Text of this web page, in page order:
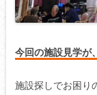
今回の施設見学が
施設探しでお困り